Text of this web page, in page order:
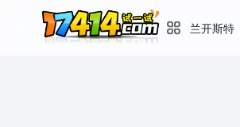
兰开斯特